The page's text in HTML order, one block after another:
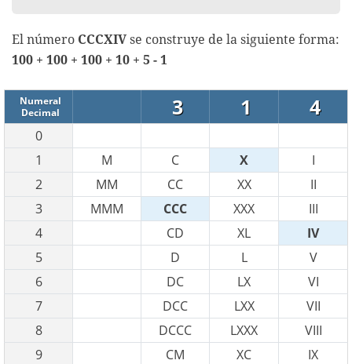
El número CCCXIVse construye de la siguiente forma:
100 + 100 + 100 + 10 + 5 - 1
Numeral
Decimal
3 1 4
0
1
M C X
I
2
MM CC XX
II
3
MMM CCC XXX
III
4
CD XL
IV
5
D L
V
6
DC LX
VI
7
DCC LXX
VII
8
DCCC LXXX
VIII
9
CM XC IX